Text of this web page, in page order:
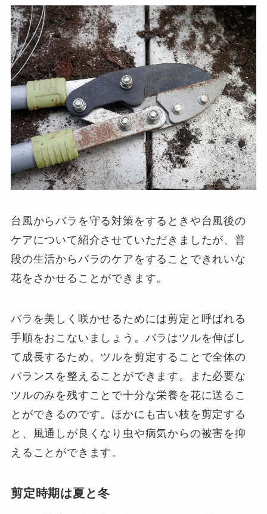
台風からバラを守る対策をするときや台風後の
ケアについて紹介させていただきましたが、普
段の生活からバラのケアをすることできれいな
花をさかせることができます。
バラを美しく咲かせるためには剪定と呼ばれる
手順をおこないましょう。バラはツルを伸ばし
て成長するため、ツルを剪定することで全体の
バランスを整えることができます。また必要な
ツルのみを残すことで十分な栄養を花に送るこ
とができるのです。ほかにも古い枝を剪定する
と、風通しが良くなり虫や病気からの被害を抑
えることができます。
剪定時期は夏と冬